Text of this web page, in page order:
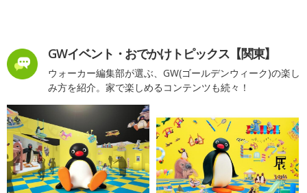
GWイベント・おでかけトピックス【関東】
ウォーカー編集部が選ぶ、GW(ゴールデンウィーク)の楽し
み方を紹介。家で楽しめるコンテンツも続々！